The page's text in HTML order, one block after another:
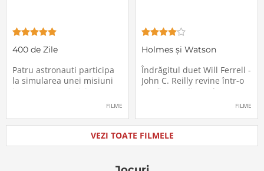
400 de Zile
Patru astronauti participa
la simularea unei misiuni
in care sunt trimisi pe o
psihologice pe care le are
calatoria in spatiu. Starea
mentala a astronautilor
FILME
Holmes și Watson
Îndrăgitul duet Will Ferrell -
John C. Reilly revine într-o
nouă comedie: Holmes &
Watson, povestea super-
Holmes și a asistentului
său, dr. Watson, inspirată
de romanul best-seller al
De data
FILME
VEZI TOATE FILMELE